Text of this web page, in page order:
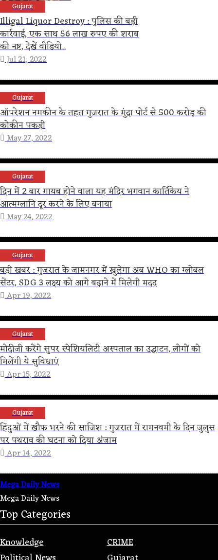
Gujarat
Illigal Liquor Destroy : पुलिस की बड़ी
कार्रवाई, एक साथ 56 लाख रुपए की शराब
की नष्ट, देखें वीडियो..
Jul 21, 2022
Gujarat
ऑपरेशन नमकीन के तहत गुजरात के मुंद्रा पोर्ट से 500 करोड़ की
कोकीन पकड़ी
May 27, 2022
Gujarat
दिन में 2 बार गायब होने वाला यह मंदिर भगवान कार्तिकेय ने
आत्मग्लानि दूर करने के लिए बनाया
May 24, 2022
Gujarat
बड़ी खबर : गुजरात के जामनगर में खुलेगा अब WHO का ग्लोबल
सेंटर, SDG 3 लक्ष्य को आगे बढ़ाने में मिलेगी मदद
Apr 19, 2022
Gujarat
मोदीजी करेंगे सुपर स्पेशियलिटी अस्पताल का उद्घाटन, लोगों को
मिलेंगी ये सुविधाएं
Apr 15, 2022
Gujarat
हिंदुओं में खौफ भरने की साजिश : गुजरात में रामनवमी के दिन जुलुस
पर पथराव की घटना को दिया अंजाम
Apr 14, 2022
Mega Daily News
Mega Daily News
Top Categories
Knowledge
CRIME